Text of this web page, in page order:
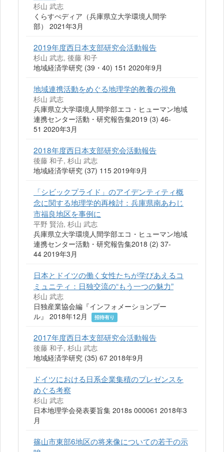
杉山 武志
くらすぺディア（兵庫県立大学環境人間学
部） 2021年3月
2019年度西日本支部研究会活動報告
杉山 武志, 後藤 和子
地域経済学研究 (39・40) 151 2020年9月
地域連携活動をめぐる地理学的教養の視角
杉山 武志
兵庫県立大学環境人間学部エコ・ヒューマン地域
連携センター活動・研究報告集2019 (3) 46-
51 2020年3月
2018年度西日本支部研究会活動報告
後藤 和子, 杉山 武志
地域経済学研究 (37) 115 2019年9月
「シビックプライド」のアイデンティティ概
念に関する地理学的再検討：兵庫県南あわじ
市福良地区を事例に
平野 賢治, 杉山 武志
兵庫県立大学環境人間学部エコ・ヒューマン地域
連携センター活動・研究報告集2018 (2) 37-
44 2019年3月
日本とドイツの働く女性たちが学びあえるコ
ミュニティ：日独交流の“もう一つの魅力”
杉山 武志
日独産業協会編『インフォメーションプー
ル』 2018年12月
招待有り
2017年度西日本支部研究会活動報告
後藤 和子, 杉山 武志
地域経済学研究 (35) 67 2018年9月
ドイツにおける日系企業集積のプレゼンスを
めぐる考察
杉山 武志
日本地理学会発表要旨集 2018s 000061 2018年3
月
篠山市東部6地区の将来像についての若干の示